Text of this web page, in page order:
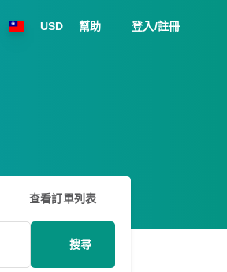
USD 幫助 登入/註冊
查看訂單列表
搜尋